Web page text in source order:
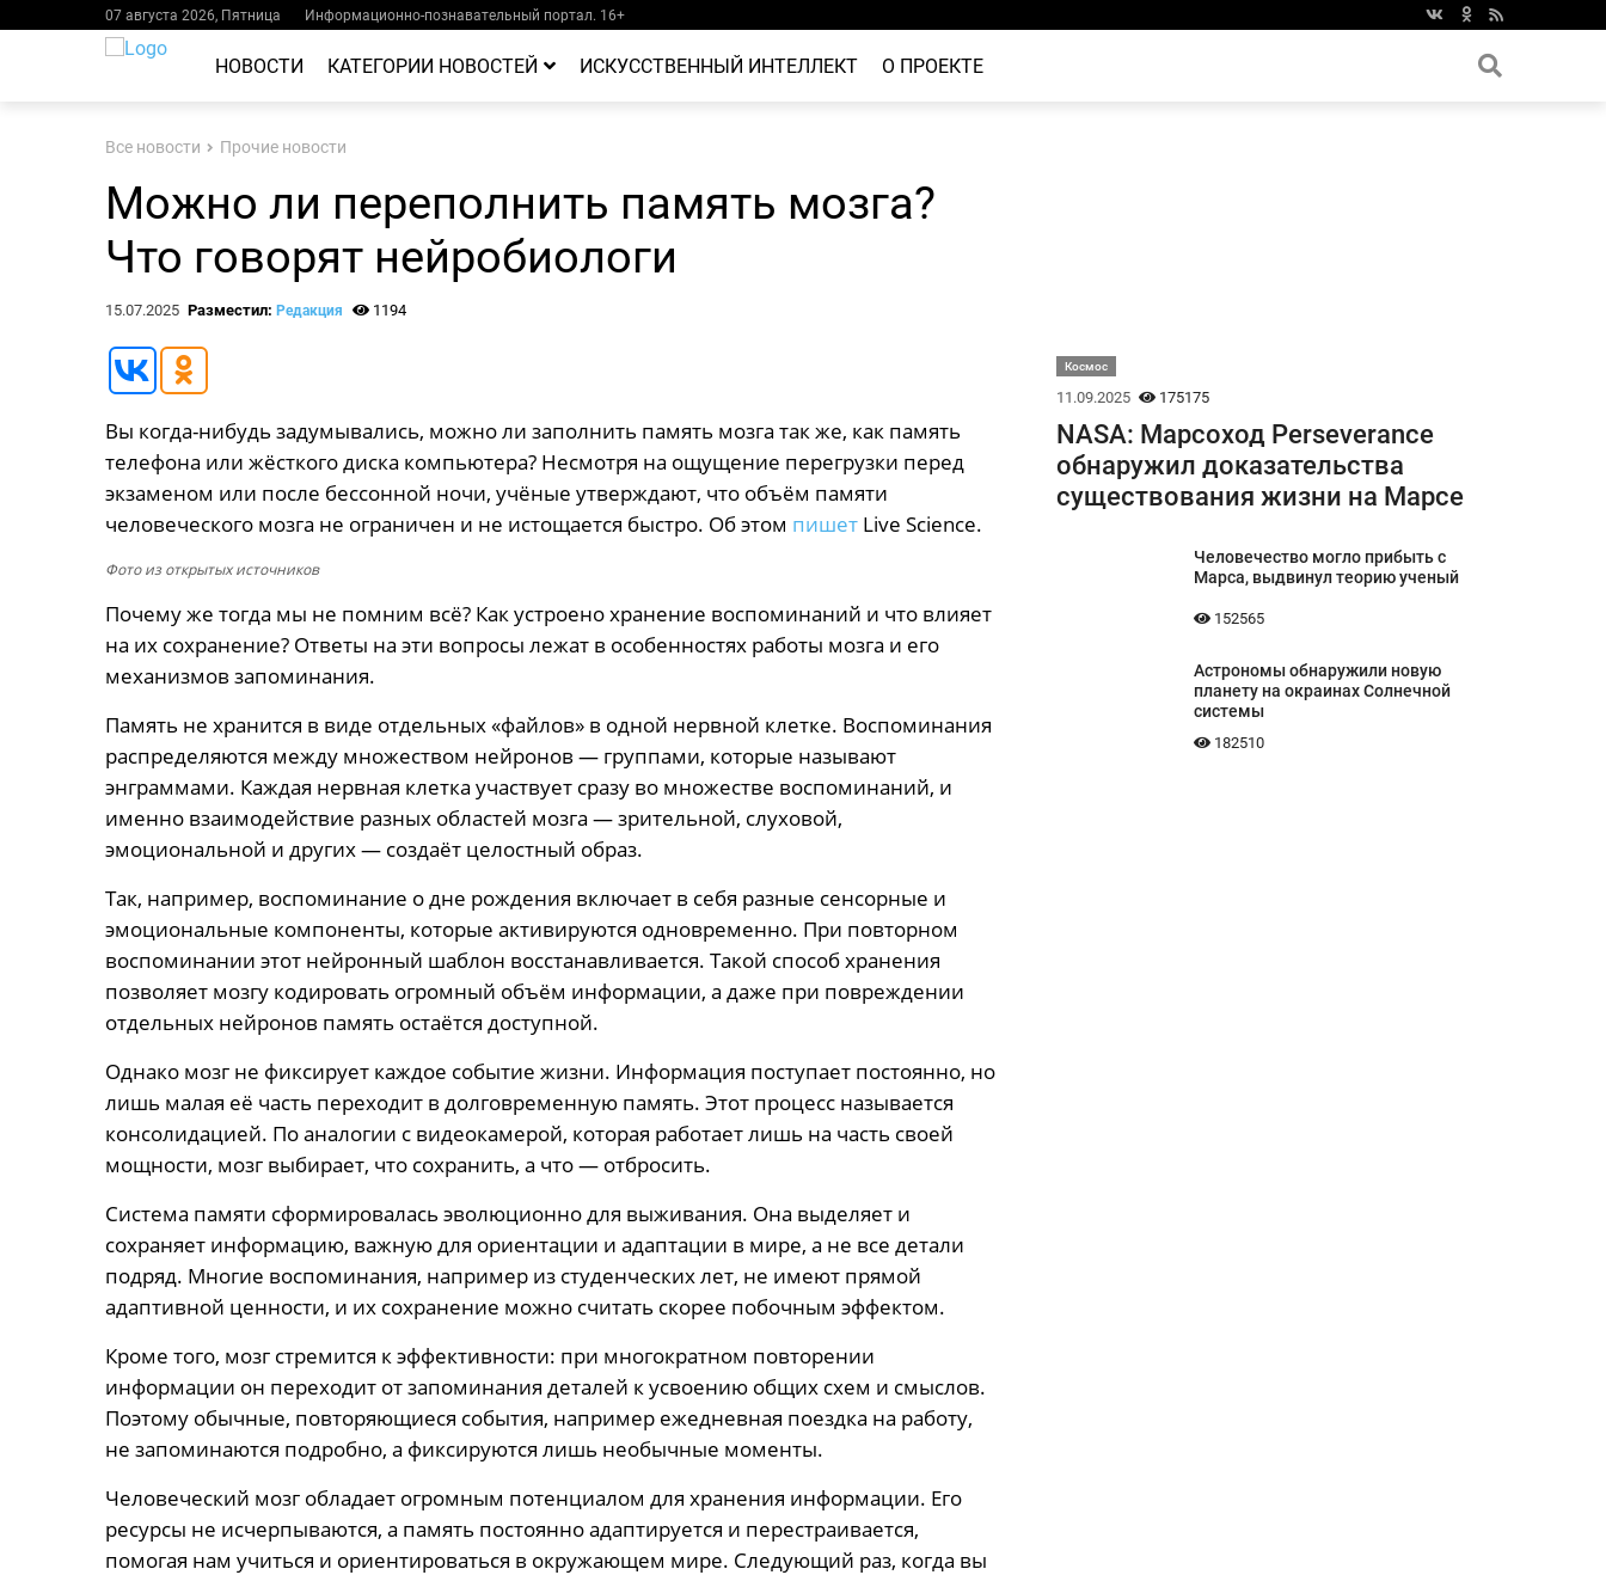
07 августа 2026, Пятница Информационно-познавательный портал. 16+
НОВОСТИ КАТЕГОРИИ НОВОСТЕЙ ИСКУССТВЕННЫЙ ИНТЕЛЛЕКТ О ПРОЕКТЕ
Все новости Прочие новости
Можно ли переполнить память мозга?
Что говорят нейробиологи
15.07.2025 Разместил: Редакция 1194
Вы когда-нибудь задумывались, можно ли заполнить память мозга так же, как память
телефона или жёсткого диска компьютера? Несмотря на ощущение перегрузки перед
экзаменом или после бессонной ночи, учёные утверждают, что объём памяти
человеческого мозга не ограничен и не истощается быстро. Об этом пишетLive Science.
Фото из открытых источников
Почему же тогда мы не помним всё? Как устроено хранение воспоминаний и что влияет
на их сохранение? Ответы на эти вопросы лежат в особенностях работы мозга и его
механизмов запоминания.
Память не хранится в виде отдельных «файлов» в одной нервной клетке. Воспоминания
распределяются между множеством нейронов — группами, которые называют
энграммами. Каждая нервная клетка участвует сразу во множестве воспоминаний, и
именно взаимодействие разных областей мозга — зрительной, слуховой,
эмоциональной и других — создаёт целостный образ.
Так, например, воспоминание о дне рождения включает в себя разные сенсорные и
эмоциональные компоненты, которые активируются одновременно. При повторном
воспоминании этот нейронный шаблон восстанавливается. Такой способ хранения
позволяет мозгу кодировать огромный объём информации, а даже при повреждении
отдельных нейронов память остаётся доступной.
Однако мозг не фиксирует каждое событие жизни. Информация поступает постоянно, но
лишь малая её часть переходит в долговременную память. Этот процесс называется
консолидацией. По аналогии с видеокамерой, которая работает лишь на часть своей
мощности, мозг выбирает, что сохранить, а что — отбросить.
Система памяти сформировалась эволюционно для выживания. Она выделяет и
сохраняет информацию, важную для ориентации и адаптации в мире, а не все детали
подряд. Многие воспоминания, например из студенческих лет, не имеют прямой
адаптивной ценности, и их сохранение можно считать скорее побочным эффектом.
Кроме того, мозг стремится к эффективности: при многократном повторении
информации он переходит от запоминания деталей к усвоению общих схем и смыслов.
Поэтому обычные, повторяющиеся события, например ежедневная поездка на работу,
не запоминаются подробно, а фиксируются лишь необычные моменты.
Человеческий мозг обладает огромным потенциалом для хранения информации. Его
ресурсы не исчерпываются, а память постоянно адаптируется и перестраивается,
помогая нам учиться и ориентироваться в окружающем мире. Следующий раз, когда вы
Космос
11.09.2025 175175
NASA: Марсоход Perseverance
обнаружил доказательства
существования жизни на Марсе
Человечество могло прибыть с
Марса, выдвинул теорию ученый
152565
Астрономы обнаружили новую
планету на окраинах Солнечной
системы
182510